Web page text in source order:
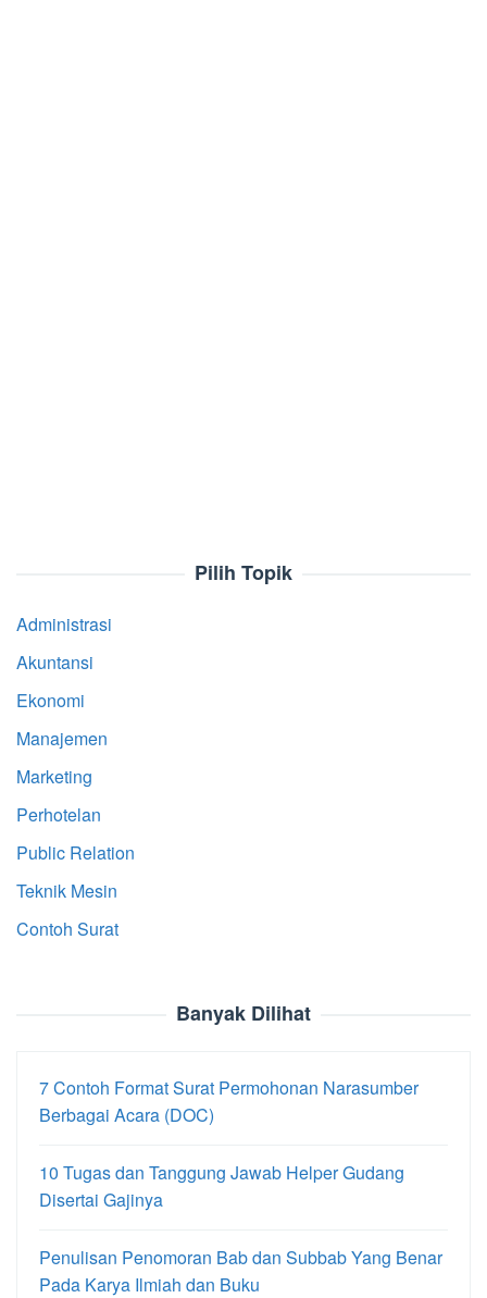
Pilih Topik
Administrasi
Akuntansi
Ekonomi
Manajemen
Marketing
Perhotelan
Public Relation
Teknik Mesin
Contoh Surat
Banyak Dilihat
7 Contoh Format Surat Permohonan Narasumber
Berbagai Acara (DOC)
10 Tugas dan Tanggung Jawab Helper Gudang
Disertai Gajinya
Penulisan Penomoran Bab dan Subbab Yang Benar
Pada Karya Ilmiah dan Buku